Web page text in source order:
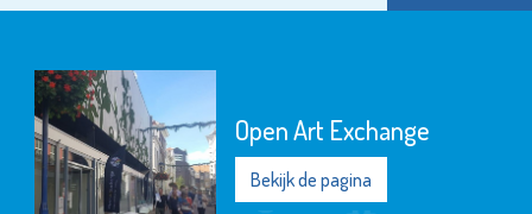
Open Art Exchange
Bekijk de pagina